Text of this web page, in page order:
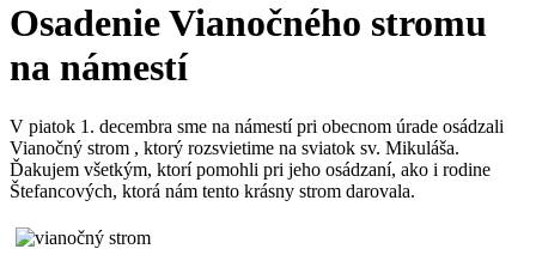
Osadenie Vianočného stromu
na námestí
V piatok 1. decembra sme na námestí pri obecnom úrade osádzali
Vianočný strom , ktorý rozsvietime na sviatok sv. Mikuláša.
Ďakujem všetkým, ktorí pomohli pri jeho osádzaní, ako i rodine
Štefancových, ktorá nám tento krásny strom darovala.